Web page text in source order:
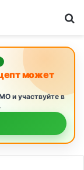
может
и участвуйте в